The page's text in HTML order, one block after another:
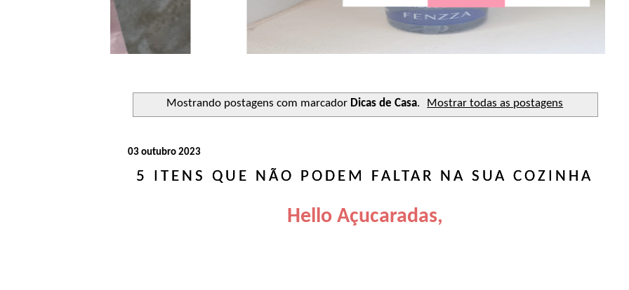
Mostrando postagens com marcador Dicas de Casa. Mostrar todas as postagens
03 outubro 2023
5 ITENS QUE NÃO PODEM FALTAR NA SUA COZINHA
Hello Açucaradas,